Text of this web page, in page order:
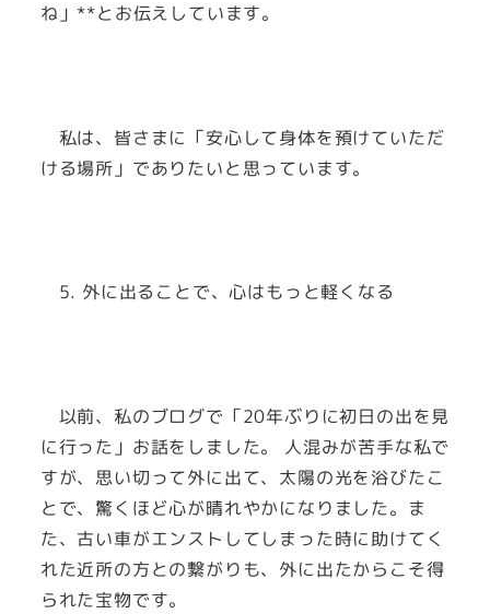
ね」**とお伝えしています。
私は、皆さまに「安心して身体を預けていただ
ける場所」でありたいと思っています。
5. 外に出ることで、心はもっと軽くなる
以前、私のブログで「20年ぶりに初日の出を見
に行った」お話をしました。 人混みが苦手な私で
すが、思い切って外に出て、太陽の光を浴びたこ
とで、驚くほど心が晴れやかになりました。ま
た、古い車がエンストしてしまった時に助けてく
れた近所の方との繋がりも、外に出たからこそ得
られた宝物です。